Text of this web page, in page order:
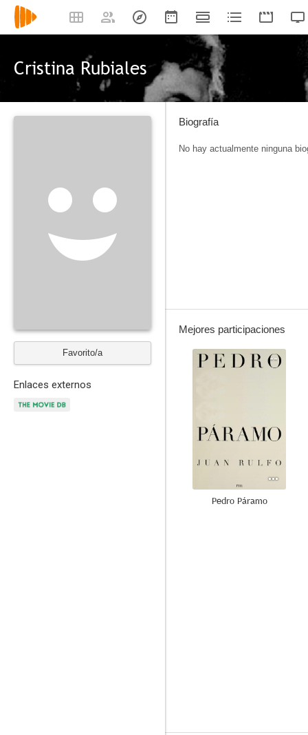
Cristina Rubiales
Favorito/a
Enlaces externos
Biografía
No hay actualmente ninguna
Mejores participaciones
--
Pedro Páramo